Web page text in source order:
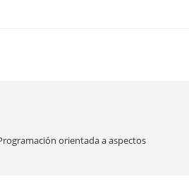
orientada a aspectos